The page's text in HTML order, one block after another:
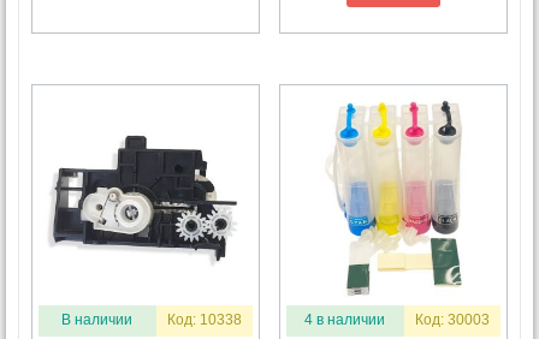
В наличии Код: 10338 4 в наличии Код: 30003